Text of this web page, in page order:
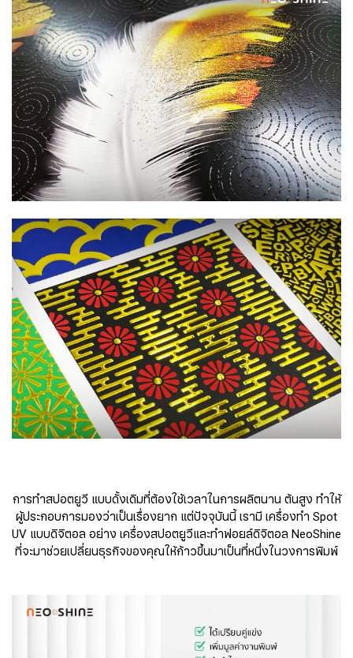
การทำสปอตยูวี แบบดั้งเดิมที่ต้องใช้เวลาในการผลิตนาน ต้นสูง ทำให้
ผู้ประกอบการมองว่าเป็นเรื่องยาก แต่ปัจจุบันนี้ เรามี เครื่องทำ Spot
UV แบบดิจิตอล อย่าง เครื่องสปอตยูวีและทำฟอยล์ดิจิตอล NeoShine
ที่จะมาช่วยเปลี่ยนธุรกิจของคุณให้ก้าวขึ้นมาเป็นที่หนึ่งในวงการพิมพ์